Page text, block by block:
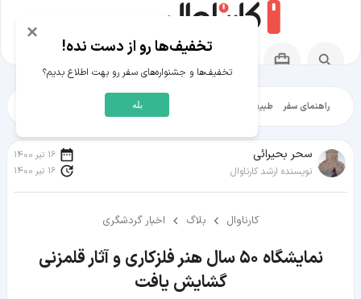
راهنمای سفر طبیعت‌گردی شهرگردی
سحر بحیرائی
نویسنده ارشد کارناوال
16 تیر 1400
16 تیر 1400
کارناوال بلاگ اخبار گردشگری
نمایشگاه ۵۰ سال هنر فلزکاری و آثار قلمزنی
گشایش یافت
×
تخفیف‌ها رو از دست نده!
تخفیف‌ها و جشنواره‌های سفر رو بهت اطلاع بدیم؟
بله